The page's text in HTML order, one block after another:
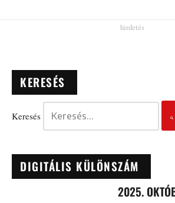
KERESÉS
Keresés
DIGITÁLIS KÜLÖNSZÁM
2025.